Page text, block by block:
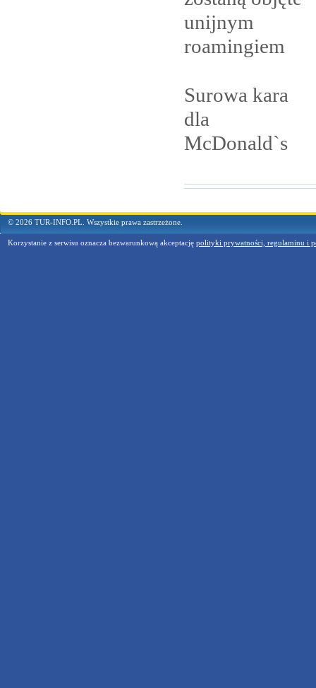
unijnym
roamingiem
Surowa kara
dla
McDonald`s
© 2026 TUR-INFO.PL. Wszystkie prawa zastrzeżone.
Korzystanie z serwisu oznacza bezwarunkową akceptację polityki prywatności, regulaminu i